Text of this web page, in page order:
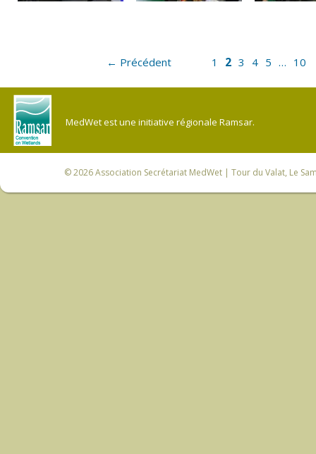
← Précédent 1 2 3 4 5 … 10
MedWet est une initiative régionale Ramsar.
© 2026Association Secrétariat MedWet | Tour du Valat, Le